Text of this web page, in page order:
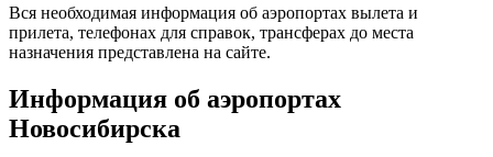
Вся необходимая информация об аэропортах вылета и
прилета, телефонах для справок, трансферах до места
назначения представлена на сайте.
Информация об аэропортах
Новосибирска